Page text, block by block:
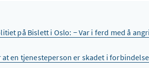
på Bislett i Oslo: − Var i ferd med å
en tjenesteperson er skadet i